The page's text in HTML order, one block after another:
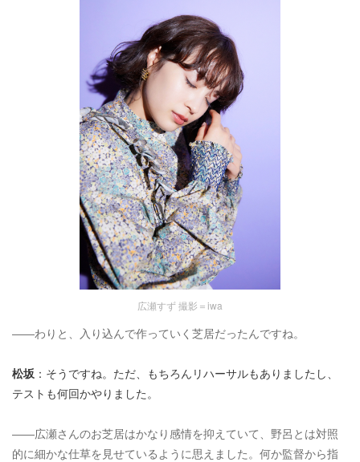
広瀬すず 撮影＝iwa
――わりと、入り込んで作っていく芝居だったんですね。
松坂 ：そうですね。ただ、もちろんリハーサルもありましたし、
テストも何回かやりました。
――広瀬さんのお芝居はかなり感情を抑えていて、野呂とは対照
的に細かな仕草を見せているように思えました。何か監督から指